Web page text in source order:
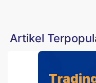
Artikel